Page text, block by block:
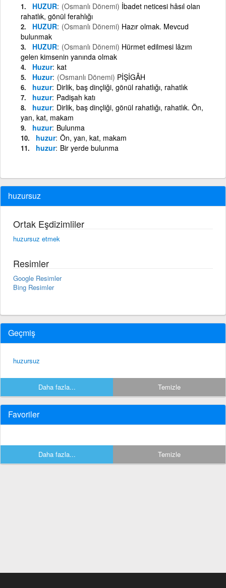
HUZUR (Osmanlı Dönemi) İbadet neticesi hâsıl olan
rahatlık, gönül ferahlığı
HUZUR (Osmanlı Dönemi) Hazır olmak. Mevcud
bulunmak
HUZUR (Osmanlı Dönemi) Hürmet edilmesi lâzım
gelen kimsenin yanında olmak
Huzur kat
Huzur (Osmanlı Dönemi) PİŞİGÂH
huzur Dirlik, baş dinçliği, gönül rahatlığı, rahatlık
huzur Padişah katı
huzur Dirlik, baş dinçliği, gönül rahatlığı, rahatlık. Ön,
yan, kat, makam
huzur Bulunma
huzur Ön, yan, kat, makam
huzur Bir yerde bulunma
huzursuz
Ortak Eşdizimliler
huzursuz etmek
Resimler
Google Resimler
Bing Resimler
Geçmiş
huzursuz
Daha fazla... Temizle
Favoriler
Daha fazla... Temizle